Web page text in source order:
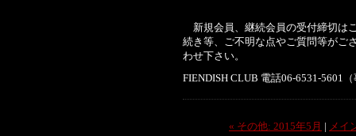
新規会員、継続会員の受付締切は
続き等、ご不明な点やご質問等がご
わせ下さい。
FIENDISH CLUB 電話06-6531-5601
« その他: 2015年5月 | メイ